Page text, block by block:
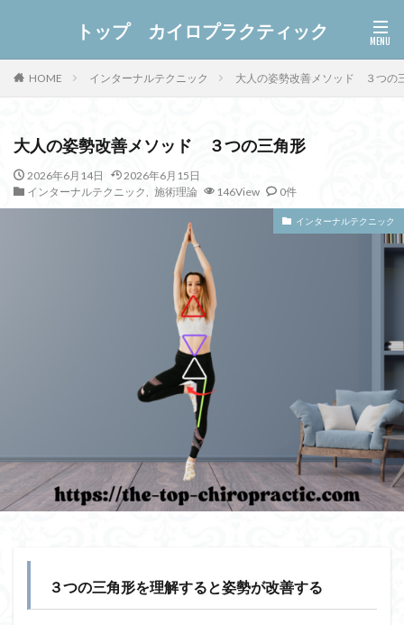
トップ カイロプラクティック
HOME インターナルテクニック 大人の姿勢改善メソッド ３つの
大人の姿勢改善メソッド ３つの三角形
2026年6月14日
2026年6月15日
インターナルテクニック
施術理論 146View 0件
インターナルテクニック
３つの三角形を理解すると姿勢が改善する